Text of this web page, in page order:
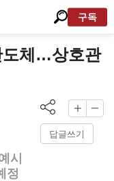
구독
도체…상호관
답글쓰기
시
정